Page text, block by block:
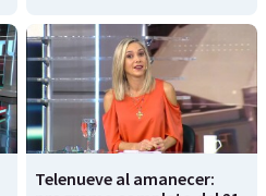
Telenueve al amanecer: